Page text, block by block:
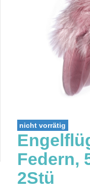
nicht vorrätig
Federn,
2Stü